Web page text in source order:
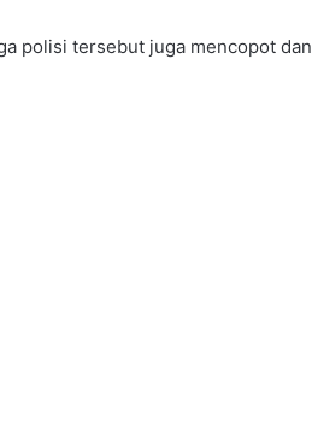
polisi tersebut juga mencopot dan